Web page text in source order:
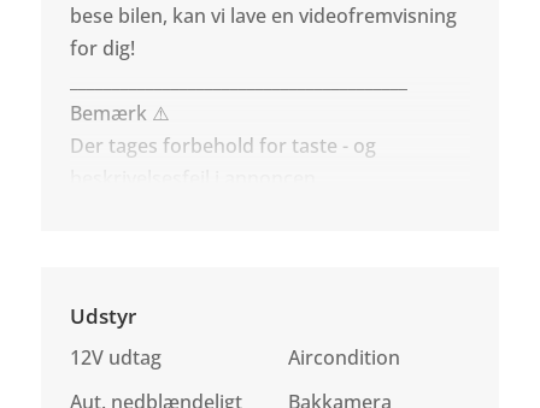
bese bilen, kan vi lave en videofremvisning
for dig!
Bemærk ⚠️
Der tages forbehold for taste - og
Udstyr
12V udtag
Aircondition
Aut. nedblændeligt
Bakkamera